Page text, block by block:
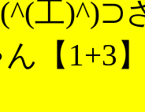
工)^)⊃
【1+3